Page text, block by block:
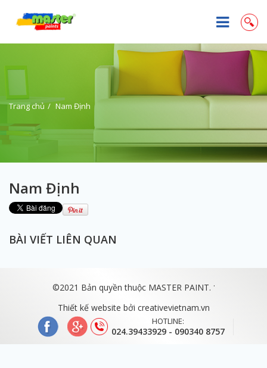
Trang chủ Nam Định
Nam Định
BÀI VIẾT LIÊN QUAN
©2021 Bản quyền thuộc MASTER PAINT. .
Thiết kế website bởi creativevietnam.vn
HOTLINE:
024.39433929 - 090340 8757